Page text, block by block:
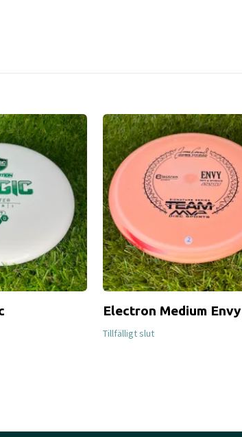
Electron Medium Envy
Tillfälligt slut